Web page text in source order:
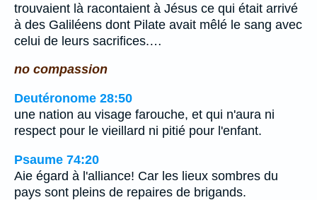
trouvaient là racontaient à Jésus ce qui était arrivé
à des Galiléens dont Pilate avait mêlé le sang avec
celui de leurs sacrifices.…
no compassion
Deutéronome 28:50
une nation au visage farouche, et qui n'aura ni
respect pour le vieillard ni pitié pour l'enfant.
Psaume 74:20
Aie égard à l'alliance! Car les lieux sombres du
pays sont pleins de repaires de brigands.